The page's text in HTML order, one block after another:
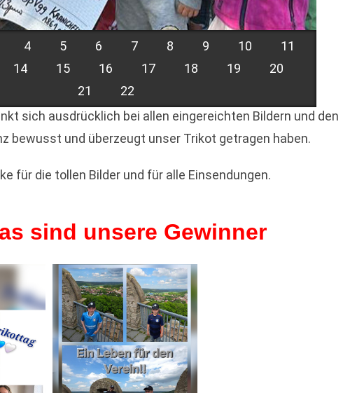
4 5 6 7 8 9 10
11
14 15 16 17 18 19
20
21
22
sich ausdrücklich bei allen eingereichten Bildern und den
bewusst und überzeugt unser Trikot getragen haben.
für die tollen Bilder und für alle Einsendungen.
sind unsere Gewinner